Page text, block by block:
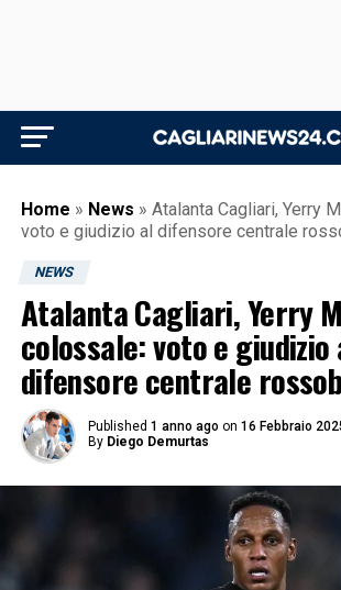
Home » News » Atalanta Cagliari, Yerry
voto e giudizio al difensore centrale
NEWS
Atalanta Cagliari, Yerry
colossale: voto e giudizio
difensore centrale
Published 1 anno ago on 16 Febbraio
By Diego Demurtas